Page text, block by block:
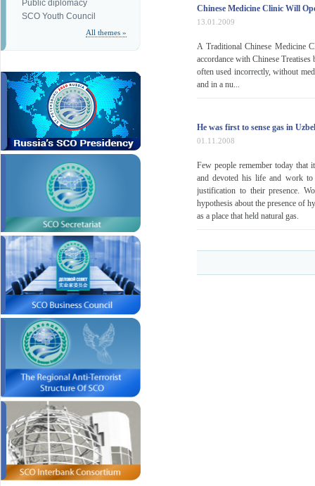
Public diplomacy
SCO Youth Council
All themes »
Chinese Medicine Clinic Will
13.01.2009
A Traditional Chinese Medicine
accordance with Chinese
often used incorrectly, without
and in a nu...
He was first to sense gas in
01.11.2008
Few people remember today
and devoted his life and work to
justification to their presence.
hypothesis about the presence of
as a place that held natural gas.